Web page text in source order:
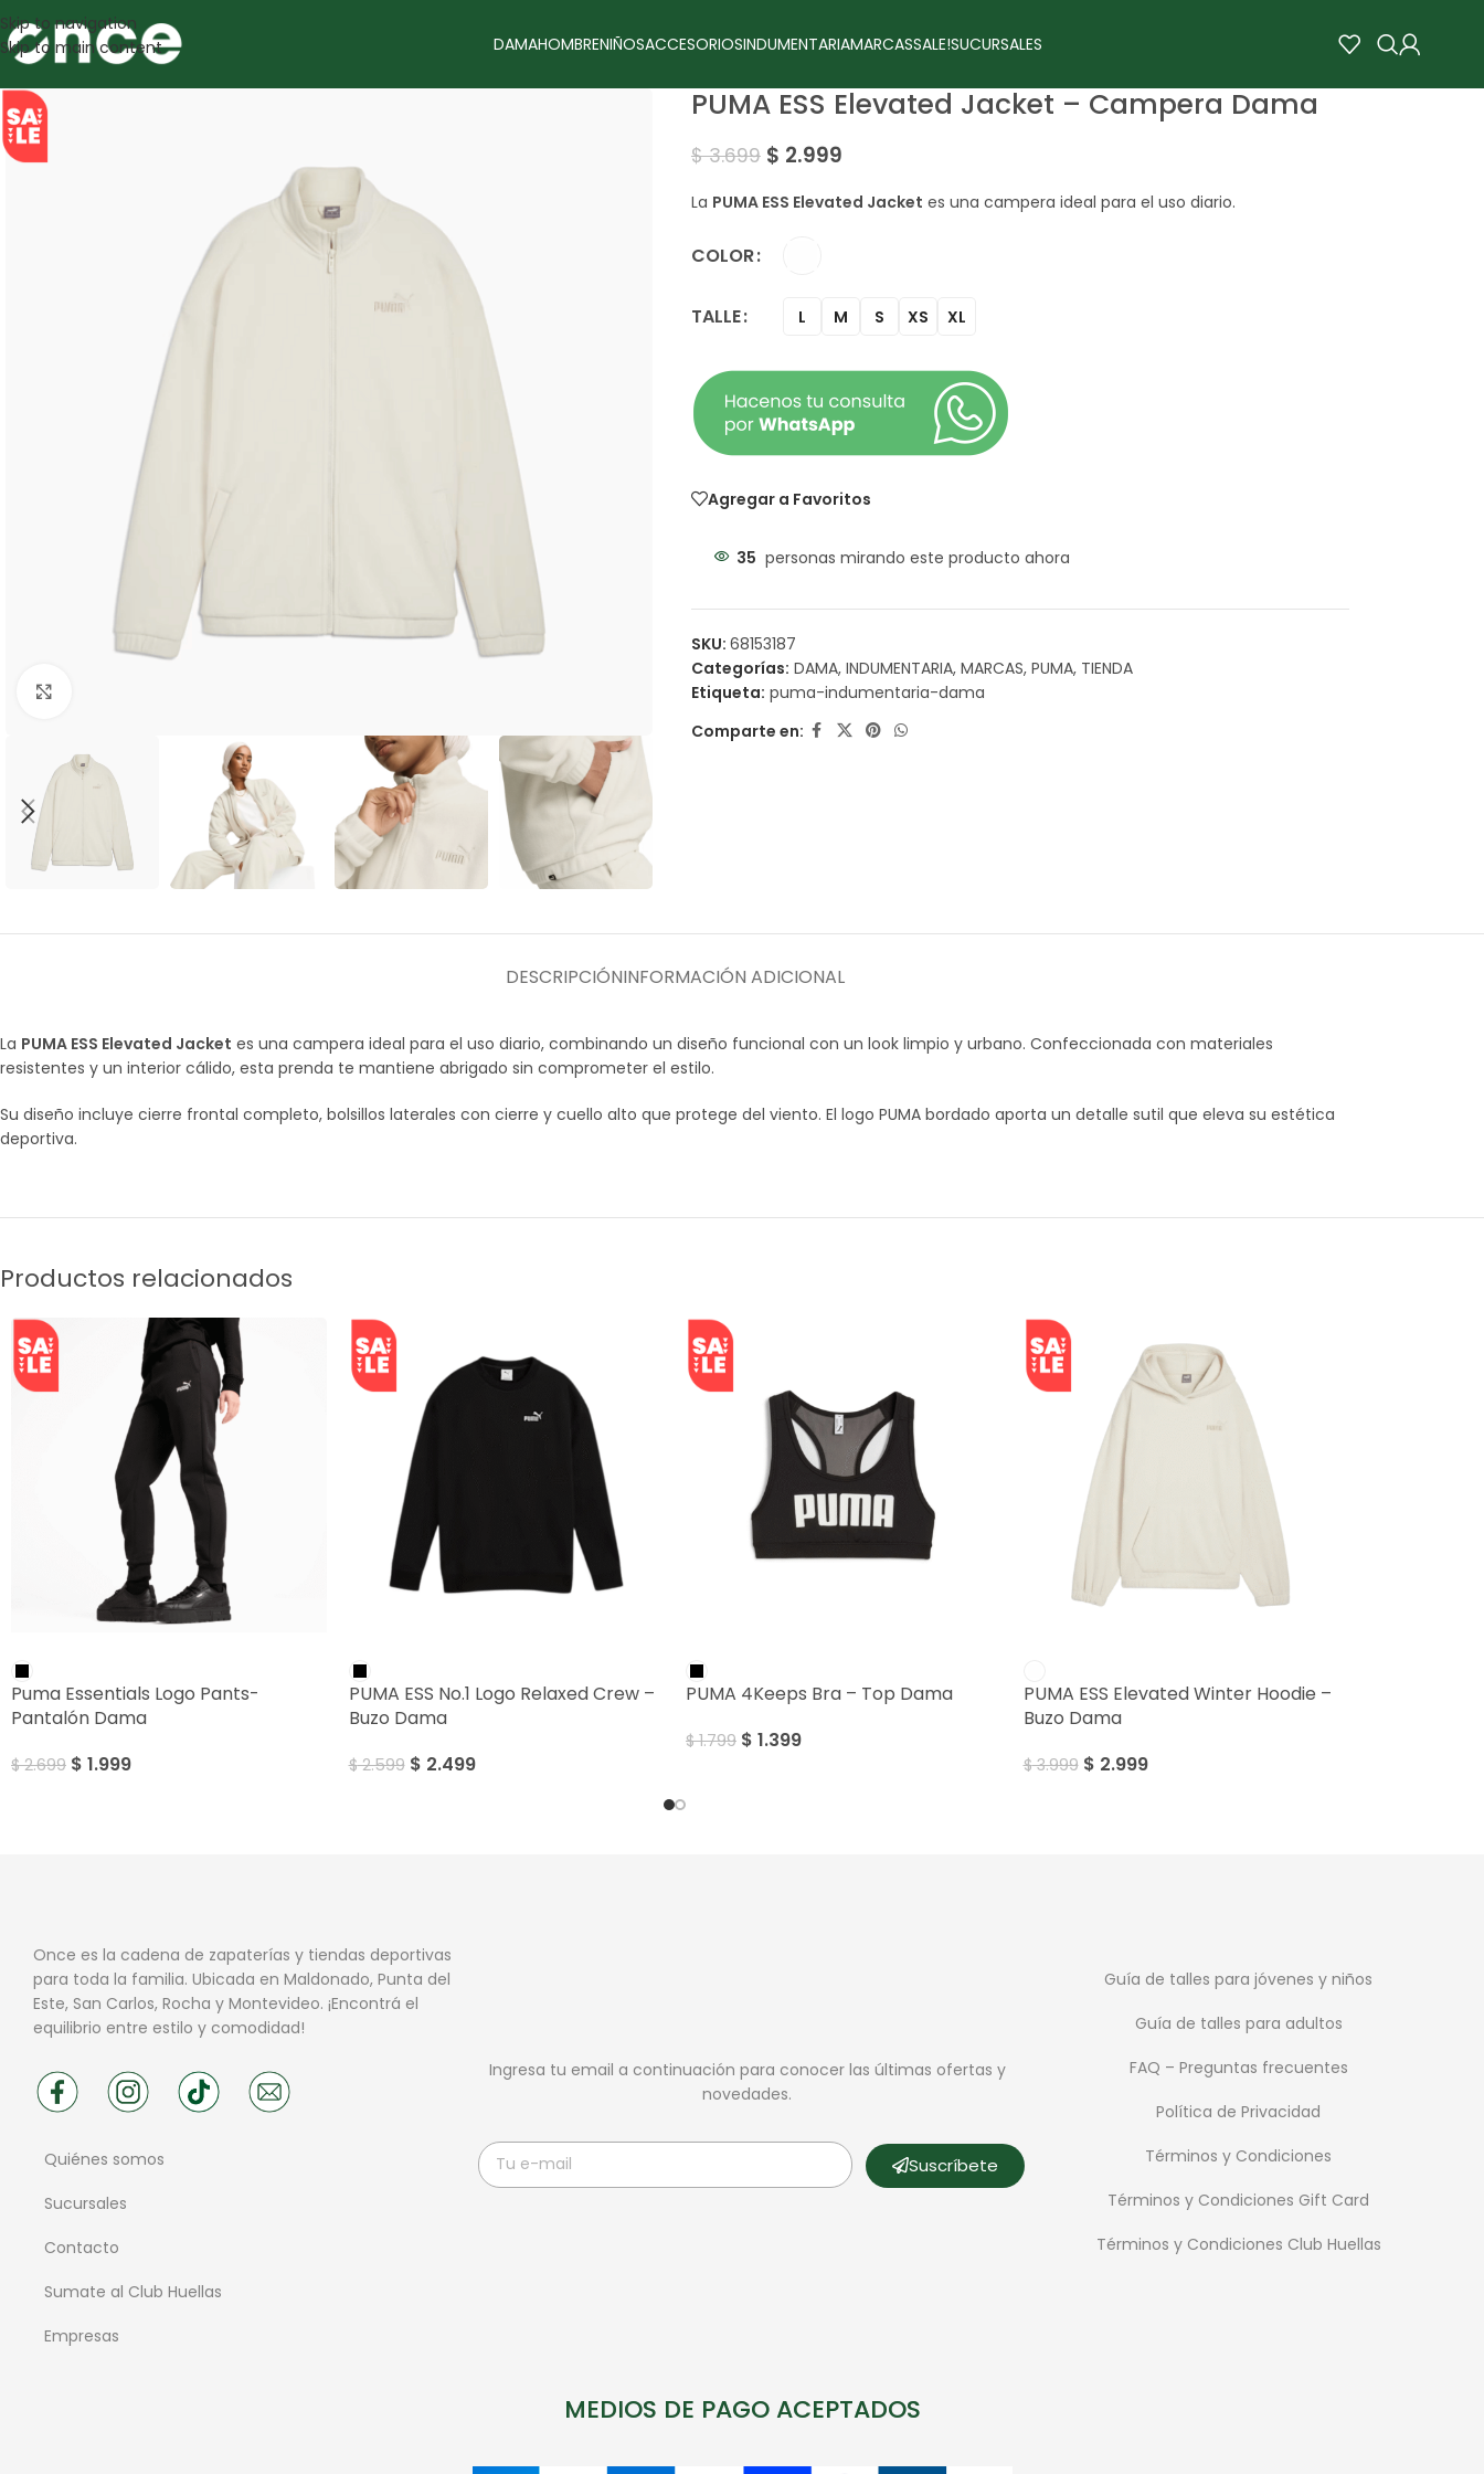
Skip to navigation
Skip to main content
DAMAHOMBRENIÑOSACCESORIOSINDUMENTARIAMARCASSALE!SUCURSALES
SALE PUMA ESS Elevated Jacket – Campera Dama
$3.699 $ 2.999
La PUMA ESS Elevated Jacket es una campera ideal para el uso diario.
COLOR
TALLE L M S XS XL
Agregar a Favoritos
35 personas mirando este producto ahora
SKU: 68153187
Categorías: DAMA, INDUMENTARIA, MARCAS, PUMA, TIENDA
Etiqueta: puma-indumentaria-dama
Comparte en:
DESCRIPCIÓNINFORMACIÓN ADICIONAL
La PUMA ESS Elevated Jacket es una campera ideal para el uso diario, combinando un diseño funcional con un look limpio y urbano. Confeccionada con materiales
resistentes y un interior cálido, esta prenda te mantiene abrigado sin comprometer el estilo.
Su diseño incluye cierre frontal completo, bolsillos laterales con cierre y cuello alto que protege del viento. El logo PUMA bordado aporta un detalle sutil que eleva su estética
deportiva.
Productos relacionados
Puma Essentials Logo Pants-
Pantalón Dama
$2.699 $ 1.999
PUMA ESS No.1 Logo Relaxed Crew –
Buzo Dama
$2.599 $ 2.499
PUMA 4Keeps Bra – Top Dama
$1.799 $ 1.399
PUMA ESS Elevated Winter Hoodie –
Buzo Dama
$3.999 $ 2.999
Once es la cadena de zapaterías y tiendas deportivas
para toda la familia. Ubicada en Maldonado, Punta del
Este, San Carlos, Rocha y Montevideo. ¡Encontrá el
equilibrio entre estilo y comodidad!
Quiénes somos
Sucursales
Contacto
Sumate al Club Huellas
Empresas
Ingresa tu email a continuación para conocer las últimas ofertas y
novedades.
Suscríbete
Guía de talles para jóvenes y niños
Guía de talles para adultos
FAQ – Preguntas frecuentes
Política de Privacidad
Términos y Condiciones
Términos y Condiciones Gift Card
Términos y Condiciones Club Huellas
MEDIOS DE PAGO ACEPTADOS